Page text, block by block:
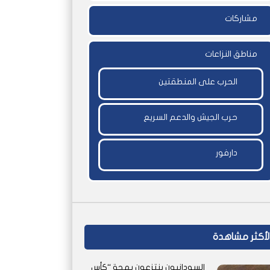
مشاركات
مناطق النزاعات
الحرب على المنطقتين
حرب الجيش والدعم السريع
دارفور
مشاهدة
السودانيون ينتزعون بهجة “كأس